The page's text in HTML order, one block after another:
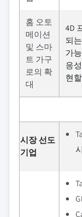
홈 오토
메이션
및 스마
트 가구
로의 확
대
4D
되
가
응
현
시장 선도
기업